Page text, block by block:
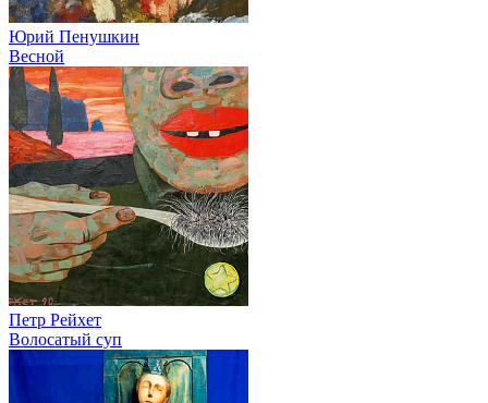
Юрий Пенушкин
Весной
Петр Рейхет
Волосатый суп